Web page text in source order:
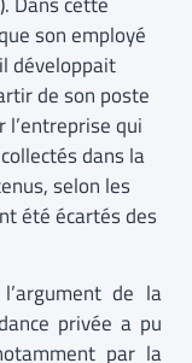
son employé
développait
de son poste
qui
dans la
selon les
été écartés des
de la
privée a pu
par la